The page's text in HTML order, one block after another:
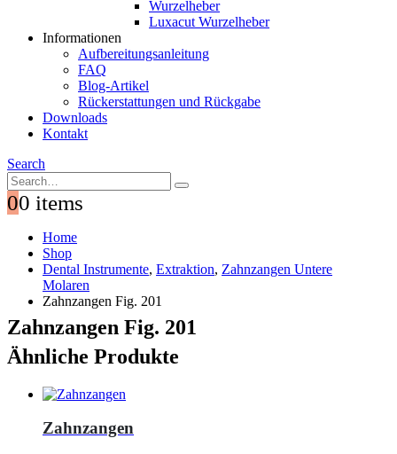
Wurzelheber
Luxacut Wurzelheber
Informationen
Aufbereitungsanleitung
FAQ
Blog-Artikel
Rückerstattungen und Rückgabe
Downloads
Kontakt
Search
00 items
Home
Shop
Dental Instrumente, Extraktion, Zahnzangen Untere
Molaren
Zahnzangen Fig. 201
Zahnzangen Fig. 201
Ähnliche Produkte
Zahnzangen